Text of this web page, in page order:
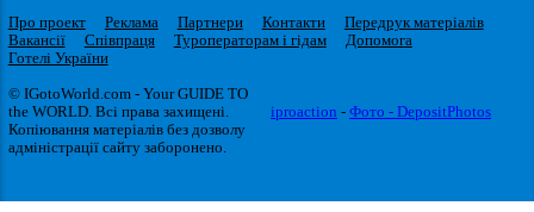
Про проект Реклама Партнери Контакти
Передрук матеріалів
Вакансії
Співпраця Туроператорам і гідам
Допомога
Готелі України
© IGotoWorld.com - Your GUIDE TO
the WORLD. Всі права захищені.
Копіювання матеріалів без дозволу
адміністрації сайту заборонено.
iproaction - Фото - DepositPhotos